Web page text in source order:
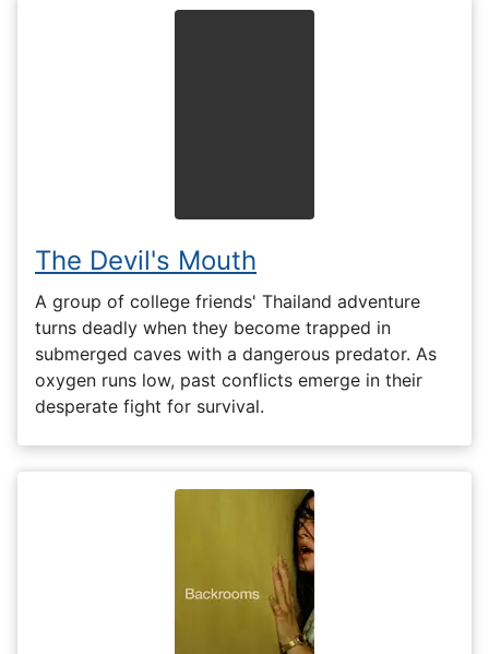
The Devil's Mouth
A group of college friends' Thailand adventure
turns deadly when they become trapped in
submerged caves with a dangerous predator. As
oxygen runs low, past conflicts emerge in their
desperate fight for survival.